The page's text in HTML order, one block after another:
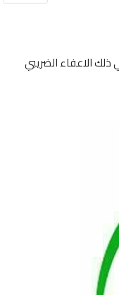
الاقليمية , بما في ذلك الاعفاء الضريبي